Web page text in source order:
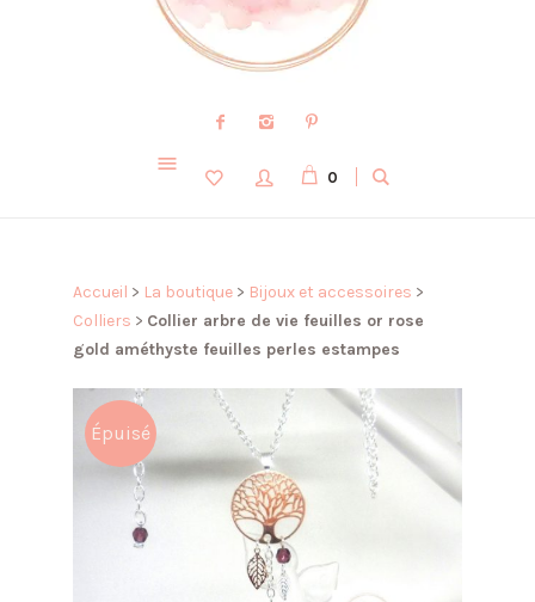
0
Accueil > La boutique> Bijoux et accessoires >
Colliers > Collier arbre de vie feuilles or rose
gold améthyste feuilles perles estampes
Épuisé